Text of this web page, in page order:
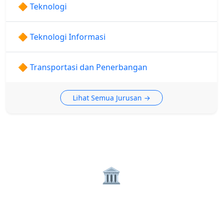
🔶 Teknologi
🔶 Teknologi Informasi
🔶 Transportasi dan Penerbangan
Lihat Semua Jurusan →
🏛️